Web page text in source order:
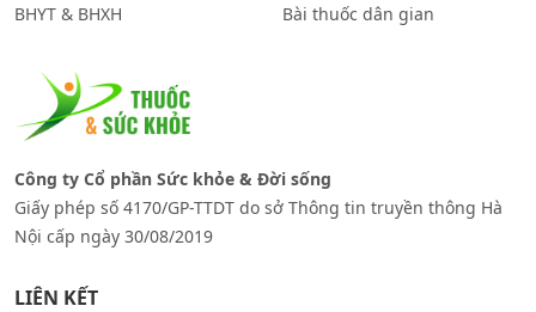
BHYT & BHXH Bài thuốc dân gian
Công ty Cổ phần Sức khỏe & Đời sống
Giấy phép số 4170/GP-TTDT do sở Thông tin truyền thông Hà
Nội cấp ngày 30/08/2019
LIÊN KẾT